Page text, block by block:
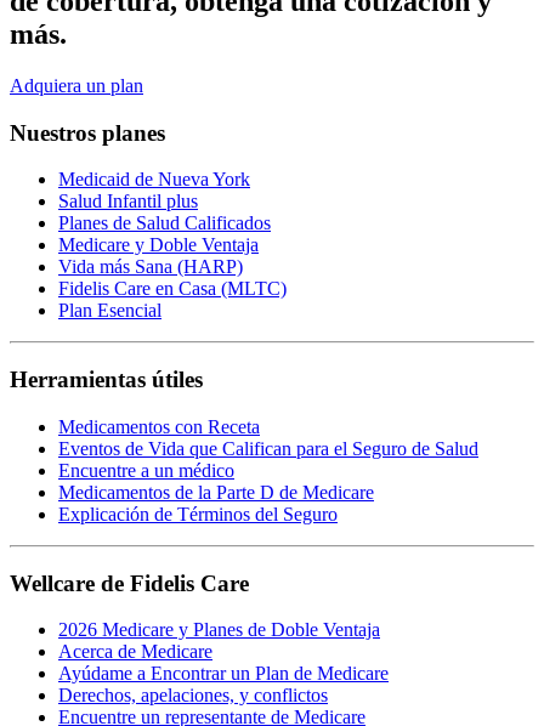
más.
Adquiera un plan
Nuestros planes
Medicaid de Nueva York
Salud Infantil plus
Planes de Salud Calificados
Medicare y Doble Ventaja
Vida más Sana (HARP)
Fidelis Care en Casa (MLTC)
Plan Esencial
Herramientas útiles
Medicamentos con Receta
Eventos de Vida que Califican para el Seguro de Salud
Encuentre a un médico
Medicamentos de la Parte D de Medicare
Explicación de Términos del Seguro
Wellcare de Fidelis Care
2026 Medicare y Planes de Doble Ventaja
Acerca de Medicare
Ayúdame a Encontrar un Plan de Medicare
Derechos, apelaciones, y conflictos
Encuentre un representante de Medicare